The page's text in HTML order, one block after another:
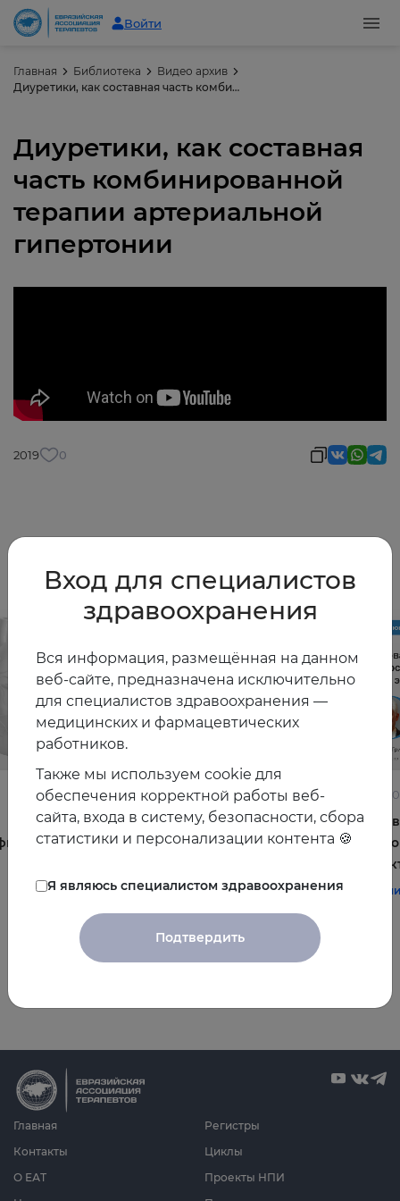
Войти
Главная Библиотека
Видео архив
Диуретики, как составная часть комбинированной терапии артериальной гипертонии
Диуретики, как составная
часть комбинированной
терапии артериальной
гипертонии
2019 0
22.06.2026
Постменопауза на приёме: алгоритмы для
терапевта
и
и
Главная
О ЕАТ
Циклы
Проекты НПИ
Регистры
Контакты
Вход для специалистов
здравоохранения
Вся информация, размещённая на данном
веб-сайте, предназначена исключительно
для специалистов здравоохранения —
медицинских и фармацевтических
работников.
Также мы используем cookie для
обеспечения корректной работы веб-
сайта, входа в систему, безопасности, сбора
статистики и персонализации контента 🍪
Я являюсь специалистом здравоохранения
Подтвердить